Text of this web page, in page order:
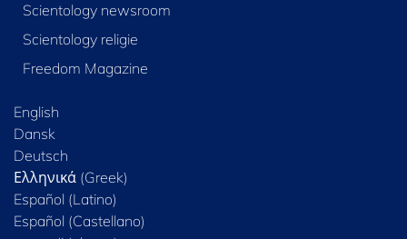
Scientology newsroom
Scientology religie
Freedom Magazine
English
Dansk
Deutsch
Ελληνικά (Greek)
Español (Latino)
Español (Castellano)